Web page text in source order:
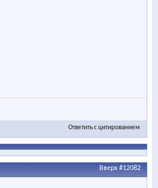
Ответить с цитированием
Вверх #12082